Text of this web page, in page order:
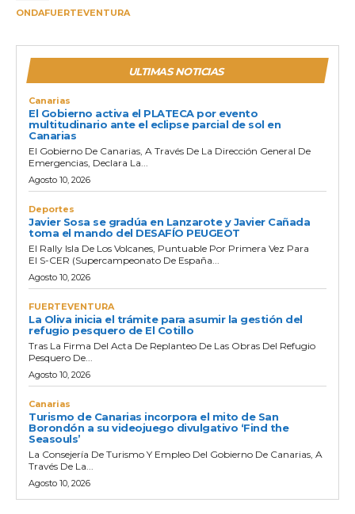
ONDAFUERTEVENTURA
ULTIMAS NOTICIAS
Canarias
El Gobierno activa el PLATECA por evento
multitudinario ante el eclipse parcial de sol en
Canarias
El Gobierno De Canarias, A Través De La Dirección General De
Emergencias, Declara La...
Agosto 10, 2026
Deportes
Javier Sosa se gradúa en Lanzarote y Javier Cañada
toma el mando del DESAFÍO PEUGEOT
El Rally Isla De Los Volcanes, Puntuable Por Primera Vez Para
El S-CER (Supercampeonato De España...
Agosto 10, 2026
FUERTEVENTURA
La Oliva inicia el trámite para asumir la gestión del
refugio pesquero de El Cotillo
Tras La Firma Del Acta De Replanteo De Las Obras Del Refugio
Pesquero De...
Agosto 10, 2026
Canarias
Turismo de Canarias incorpora el mito de San
Borondón a su videojuego divulgativo ‘Find the
Seasouls’
La Consejería De Turismo Y Empleo Del Gobierno De Canarias, A
Través De La...
Agosto 10, 2026